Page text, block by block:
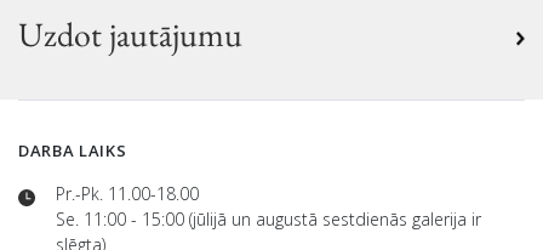
Uzdot jautājumu
DARBA LAIKS
Pr.-Pk. 11.00-18.00
Se. 11:00 - 15:00 (jūlijā un augustā sestdienās galerija ir
slēgta)